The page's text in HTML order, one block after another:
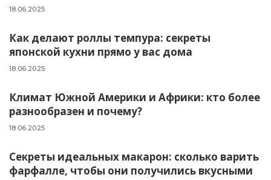
18.06.2025
Как делают роллы темпура: секреты
японской кухни прямо у вас дома
18.06.2025
Климат Южной Америки и Африки: кто более
разнообразен и почему?
18.06.2025
Секреты идеальных макарон: сколько варить
фарфалле, чтобы они получились вкусными